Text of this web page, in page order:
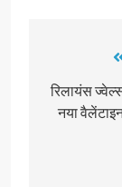
रिलायंस
नया